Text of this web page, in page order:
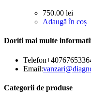
750.00 lei
Adaugă în coș
Doriti mai multe
Telefon
Email:
Categorii de produse